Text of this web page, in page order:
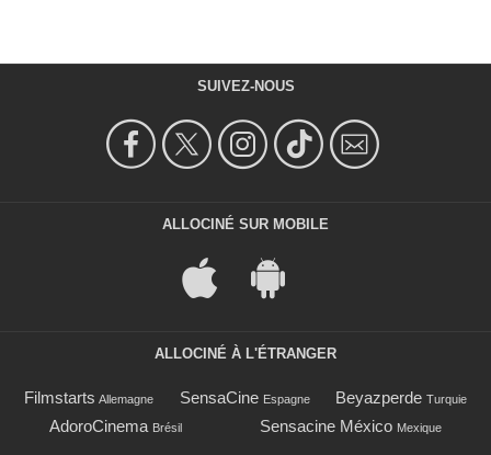
SUIVEZ-NOUS
ALLOCINÉ SUR MOBILE
ALLOCINÉ À L'ÉTRANGER
Filmstarts Allemagne SensaCine Espagne Beyazperde Turquie
AdoroCinema Brésil Sensacine México Mexique